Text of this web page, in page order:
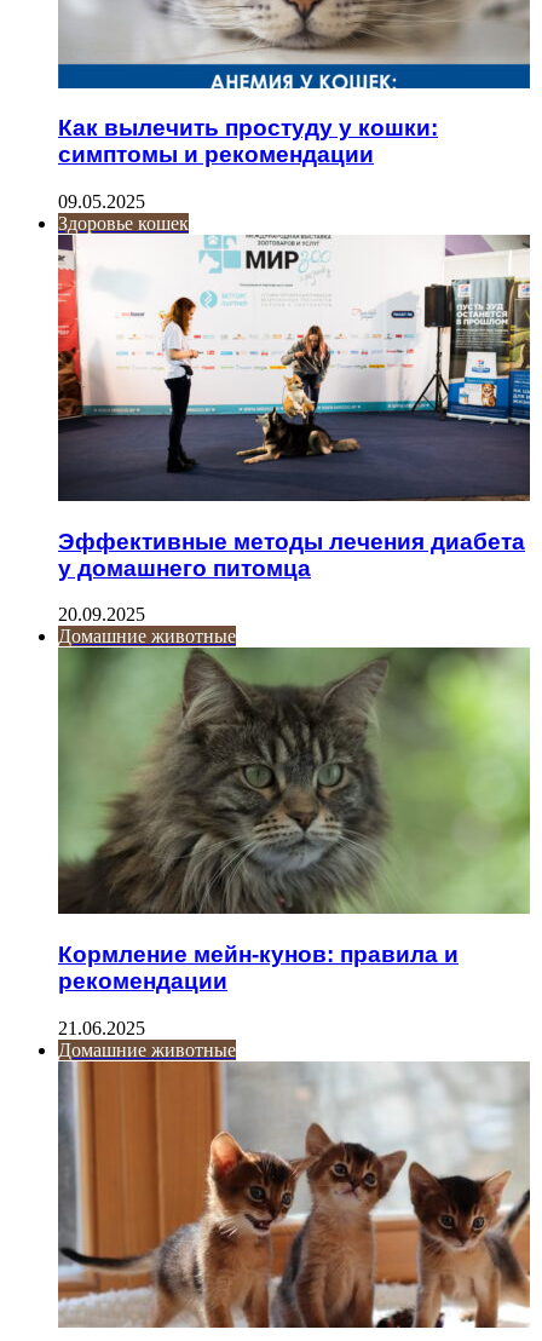
Как вылечить простуду у кошки:
симптомы и рекомендации
09.05.2025
Здоровье кошек
Эффективные методы лечения диабета
у домашнего питомца
20.09.2025
Домашние животные
Кормление мейн-кунов: правила и
рекомендации
21.06.2025
Домашние животные